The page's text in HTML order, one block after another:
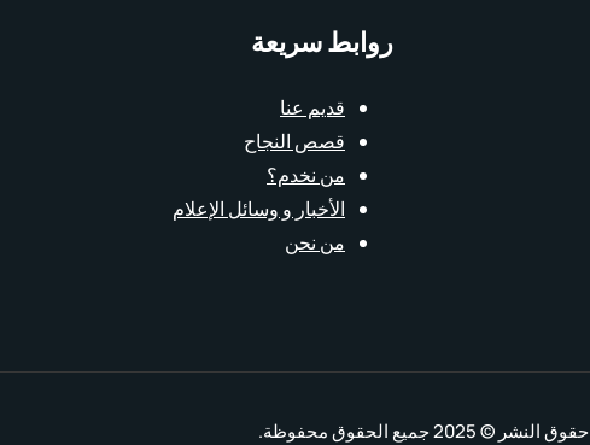
روابط سريعة
قديم عنا
قصص النجاح
من نخدم؟
الأخبار و وسائل الإعلام
من نحن
حقوق النشر © 2025 جميع الحقوق محفوظة.